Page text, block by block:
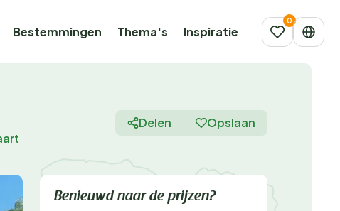
Bestemmingen Thema's Inspiratie
Delen Opslaan
Benieuwd naar de prijzen?